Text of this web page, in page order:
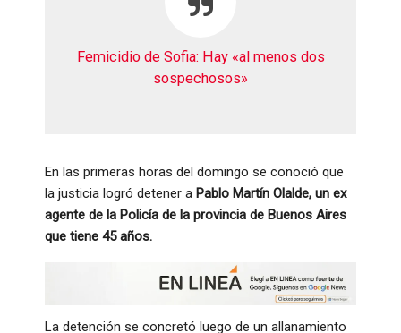
Femicidio de Sofia: Hay «al menos dos
sospechosos»
En las primeras horas del domingo se conoció que
la justicia logró detener a Pablo Martín Olalde, un ex
agente de la Policía de la provincia de Buenos Aires
que tiene 45 años.
La detención se concretó luego de un allanamiento